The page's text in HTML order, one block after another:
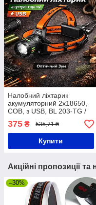
Налобний ліхтарик
акумуляторний 2x18650,
COB, з USB, BL 203-TG /
Ліхтар на голову / Ліхтарик
на лоб
375 ₴ 535,71 ₴
Купити
Акційні пропозиції та
–30%